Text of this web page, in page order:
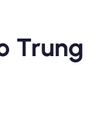
Trung